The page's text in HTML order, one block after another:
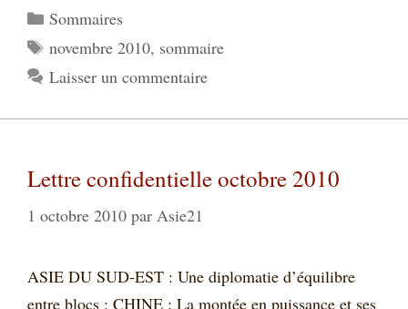
Catégories
Sommaires
Étiquettes
novembre 2010, sommaire
Laisser un commentaire
Lettre confidentielle octobre 2010
1 octobre 2010 par Asie21
ASIE DU SUD-EST : Une diplomatie d’équilibre
entre blocs ; CHINE : La montée en puissance et ses